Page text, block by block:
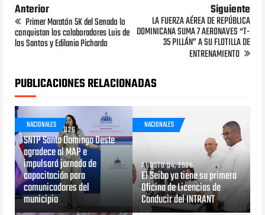
Anterior
Primer Maratón 5K del Senado lo
conquistan los colaboradores Luis de
los Santos y Edilania Pichardo
Siguiente
LA FUERZA AÉREA DE REPÚBLICA
DOMINICANA SUMA 7 AERONAVES “T-
35 PILLÁN” A SU FLOTILLA DE
ENTRENAMIENTO
PUBLICACIONES RELACIONADAS
NACIONALES
AGOSTO 05, 2026
SNTP Santo Domingo Oeste
agradece al MAP e
impulsará jornada de
capacitación para
comunicadores del
municipio
NACIONALES
AGOSTO 04, 2026
El Seibo ya tiene su primera
Oficina de Licencias de
Conducir del INTRANT